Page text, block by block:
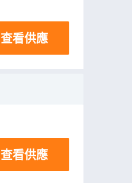
查看供應
查看供應